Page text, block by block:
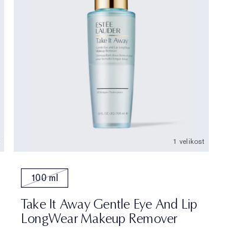
1 velikost
100 ml
Take It Away Gentle Eye And Lip
LongWear Makeup Remover